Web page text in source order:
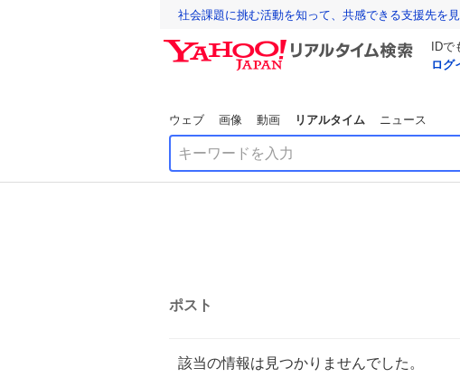
社会課題に挑む活動を知って、共感できる支援先を
ID
ログ
ウェブ 画像 動画 リアルタイム ニュース
ポスト
該当の情報は見つかりませんでした。